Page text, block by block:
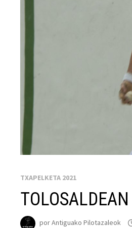
TXAPELKETA 2021
porAntiguako Pilotazaleok